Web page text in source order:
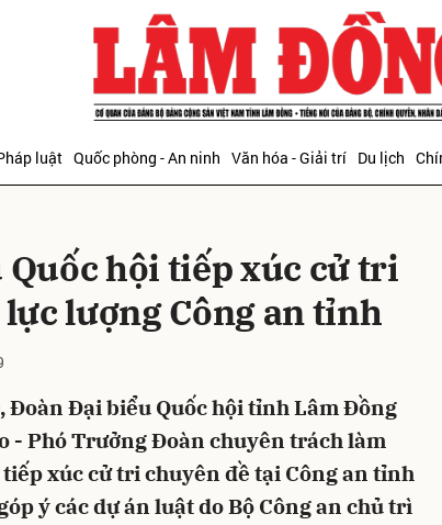
luật Quốc phòng - An ninh Văn hóa - Giải trí Du lịch
hội tiếp xúc cử tri
lượng Công an tỉnh
Đoàn Đại biểu Quốc hội tỉnh Lâm Đồng
- Phó Trưởng Đoàn chuyên trách làm
xúc cử tri chuyên đề tại Công an tỉnh
ý các dự án luật do Bộ Công an chủ trì
Gửi bình luận